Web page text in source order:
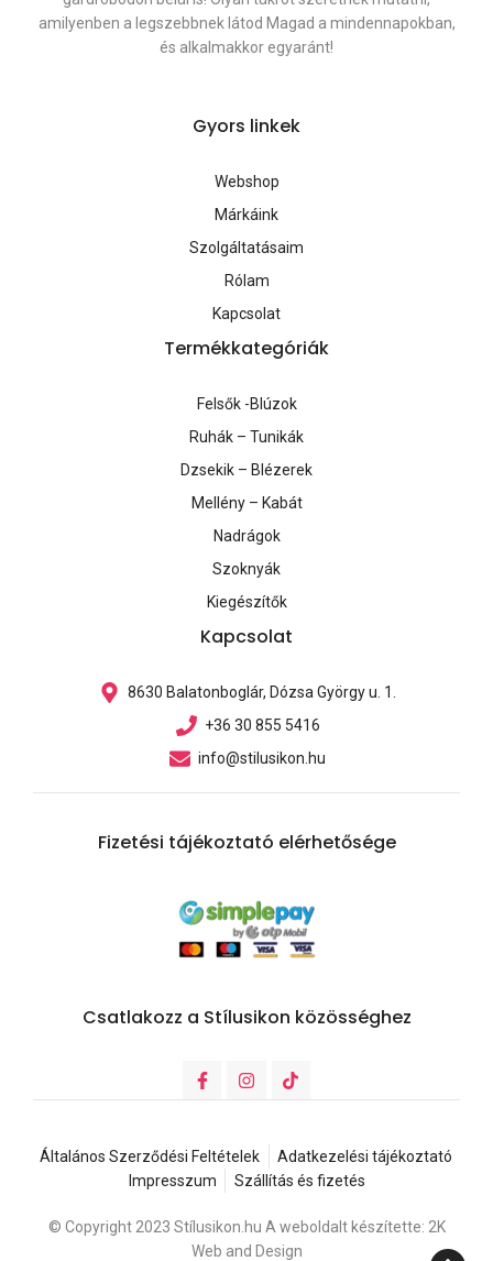
amilyenben a legszebbnek látod Magad a mindennapokban,
és alkalmakkor egyaránt!
Gyors linkek
Webshop
Márkáink
Szolgáltatásaim
Rólam
Kapcsolat
Termékkategóriák
Felsők -Blúzok
Ruhák – Tunikák
Dzsekik – Blézerek
Mellény – Kabát
Nadrágok
Szoknyák
Kiegészítők
Kapcsolat
8630 Balatonboglár, Dózsa György u. 1.
+36 30 855 5416
info@stilusikon.hu
Fizetési tájékoztató elérhetősége
Csatlakozz a Stílusikon közösséghez
Általános Szerződési Feltételek
Adatkezelési tájékoztató
Impresszum
Szállítás és fizetés
© Copyright 2023 Stílusikon.hu A weboldalt készítette: 2K
Web and Design